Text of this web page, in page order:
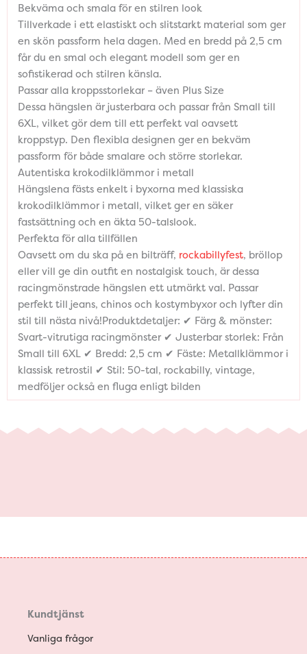
Bekväma och smala för en stilren look
Tillverkade i ett elastiskt och slitstarkt material som ger
en skön passform hela dagen. Med en bredd på 2,5 cm
får du en smal och elegant modell som ger en
sofistikerad och stilren känsla.
Passar alla kroppsstorlekar – även Plus Size
Dessa hängslen är justerbara och passar från Small till
6XL, vilket gör dem till ett perfekt val oavsett
kroppstyp. Den flexibla designen ger en bekväm
passform för både smalare och större storlekar.
Autentiska krokodilklämmor i metall
Hängslena fästs enkelt i byxorna med klassiska
krokodilklämmor i metall, vilket ger en säker
fastsättning och en äkta 50-talslook.
Perfekta för alla tillfällen
Oavsett om du ska på en bilträff, rockabillyfest, bröllop
eller vill ge din outfit en nostalgisk touch, är dessa
racingmönstrade hängslen ett utmärkt val. Passar
perfekt till jeans, chinos och kostymbyxor och lyfter din
stil till nästa nivå!Produktdetaljer: ✔ Färg & mönster:
Svart-vitrutiga racingmönster ✔ Justerbar storlek: Från
Small till 6XL ✔ Bredd: 2,5 cm ✔ Fäste: Metallklämmor i
klassisk retrostil ✔ Stil: 50-tal, rockabilly, vintage,
medföljer också en fluga enligt bilden
Kundtjänst
Vanliga frågor